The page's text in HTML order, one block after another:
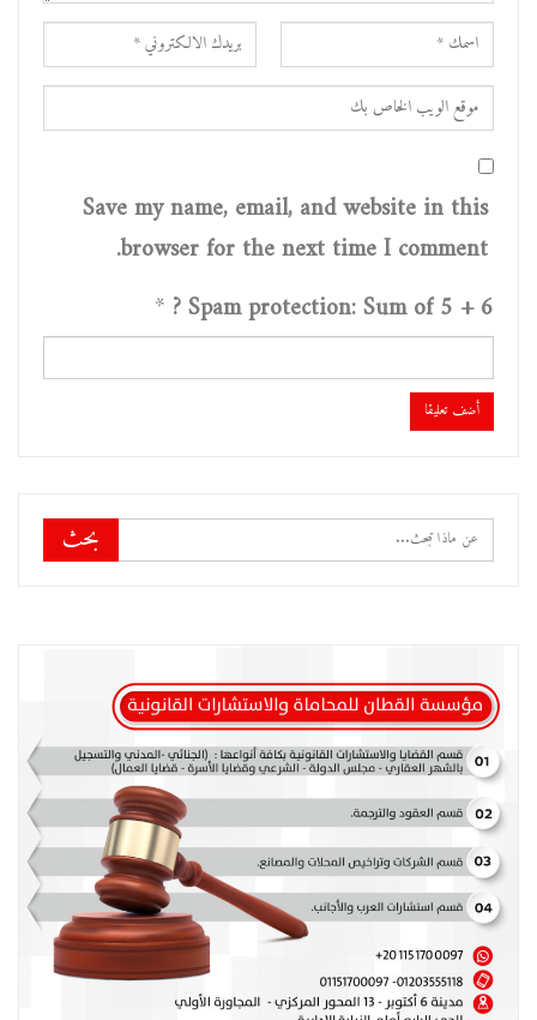
Save my name, email, and website in this
browser for the next time I comment.
Spam protection: Sum of 5 + 6 ?
*